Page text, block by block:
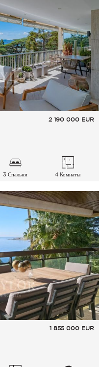
2 190 000 EUR
3 Спальни 4 Комнаты
1 855 000 EUR